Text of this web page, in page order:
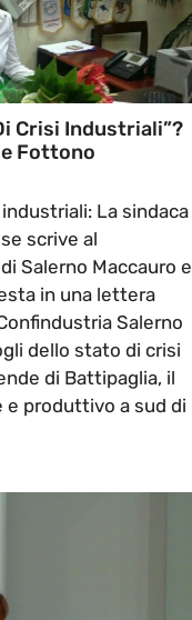
Crisi Industriali”?
Fottono
La sindaca
scrive al
Salerno Maccauro e
in una lettera
Salerno
dello stato di crisi
di Battipaglia, il
e produttivo a sud di